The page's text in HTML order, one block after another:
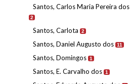
Santos, Carlos Maria Pereira dos
2
Santos, Carlota 2
Santos, Daniel Augusto dos 11
Santos, Domingos 1
Santos, E. Carvalho dos 1